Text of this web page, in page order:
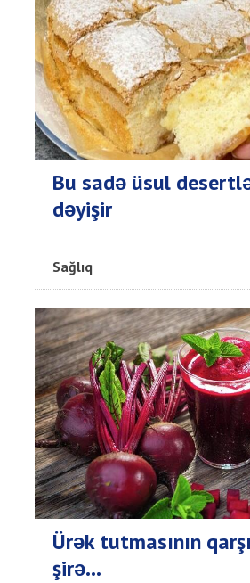
Bu sadə üsul
dəyişir
Sağlıq
Ürək tutmasının
şirə...